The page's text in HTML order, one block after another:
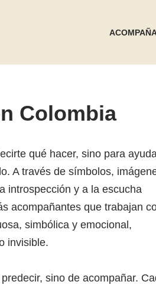
Colombia
qué hacer, sino para
A través de símbolos,
introspección y a la escucha
acompañantes que trabajan
simbólica y emocional,
invisible.
sino de acompañar.